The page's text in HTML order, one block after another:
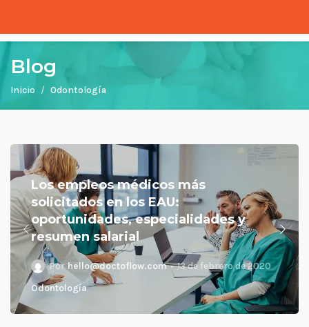
Blog
Inicio Odontología
Los empleos médicos más
solicitados en los EAU:
oportunidades, especialidades y
resumen salarial
Por hello@doctoflow.com
13 de febrero de 2020
Odontología